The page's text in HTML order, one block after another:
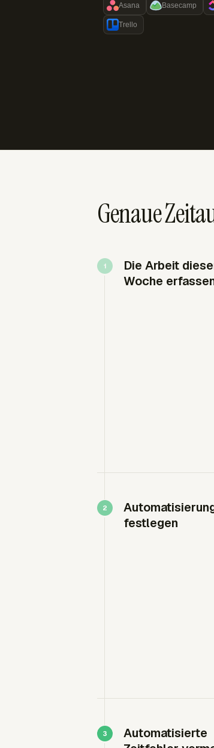
Asana Basecamp
Trello
Genaue
Die Arbeit
Woche
festlegen
Automatisierte